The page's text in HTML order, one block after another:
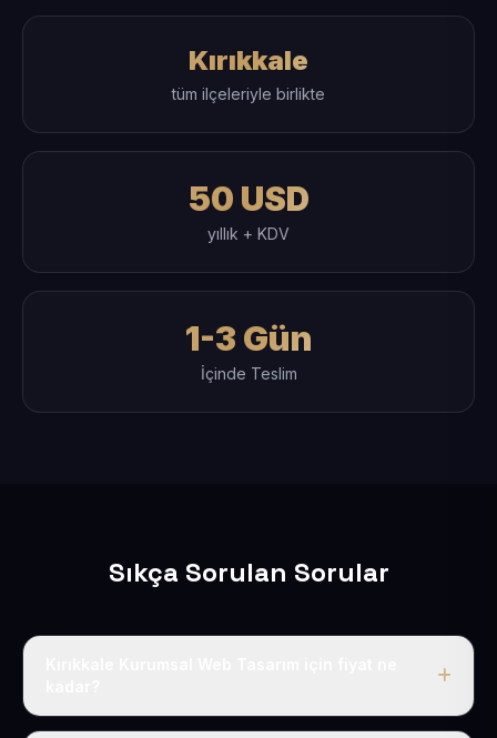
Kırıkkale
tüm ilçeleriyle birlikte
50 USD
yıllık + KDV
1-3 Gün
İçinde Teslim
Sıkça Sorulan Sorular
Kırıkkale dahil Türkiye’nin her yerinde geçerli yıllık tek